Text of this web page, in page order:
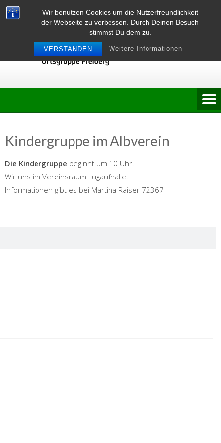
Wir benutzen Cookies um die Nutzerfreundlichkeit
der Webseite zu verbessen. Durch Deinen Besuch
stimmst Du dem zu.
VERSTANDEN Weitere Informationen
Skip
to
Kindergruppe im Albverein
Die Kindergruppe beginnt um 10 Uhr.
Wir uns im Vereinsraum Lugaufhalle.
Informationen gibt es bei Martina Raiser 72367